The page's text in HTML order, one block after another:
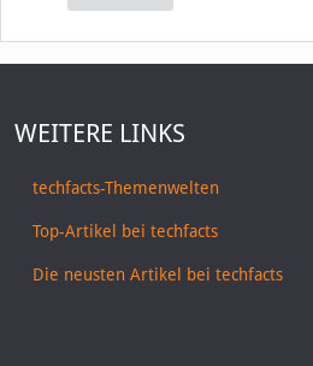
WEITERE LINKS
techfacts-Themenwelten
Top-Artikel bei techfacts
Die neusten Artikel bei techfacts